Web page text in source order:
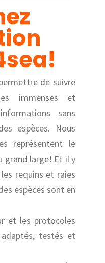
de suivre
immenses et
sans
espèces. Nous
représentent le
grand large! Et il y
requins et raies
espèces sont en
et les protocoles
testés et